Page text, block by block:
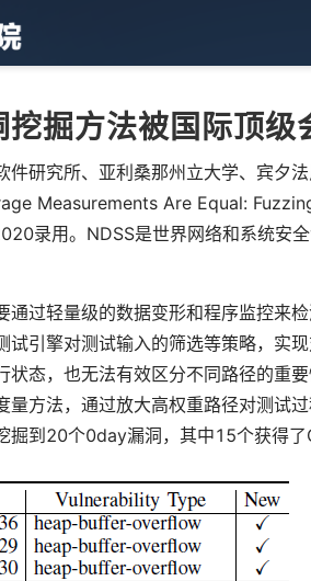
掘方法被国际顶级
件研究所、亚利桑那州立大学、宾夕
Measurements Are Equal:
录用。NDSS是世界网络和系统安
通过轻量级的数据变形和程序监控来
试引擎对测试输入的筛选等策略，实
态，也无法有效区分不同路径的重
方法，通过放大高权重路径对测试
到20个0day漏洞，其中15个获得了